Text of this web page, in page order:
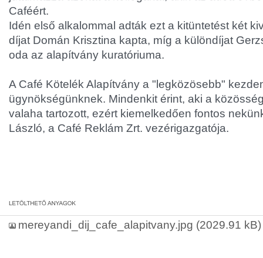
Caféért.
Idén első alkalommal adták ezt a kitüntetést két
díjat Domán Krisztina kapta, míg a különdíjat
oda az alapítvány kuratóriuma.
A Café Kötelék Alapítvány a "legközösebb"
ügynökségünknek. Mindenkit érint, aki a
valaha tartozott, ezért kiemelkedően fontos
László, a Café Reklám Zrt. vezérigazgatója.
mereyandi_dij_cafe_alapitvany.jpg (2029.91 kB)